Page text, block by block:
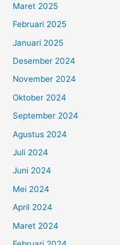
Maret 2025
Februari 2025
Januari 2025
Desember 2024
November 2024
Oktober 2024
September 2024
Agustus 2024
Juli 2024
Juni 2024
Mei 2024
April 2024
Maret 2024